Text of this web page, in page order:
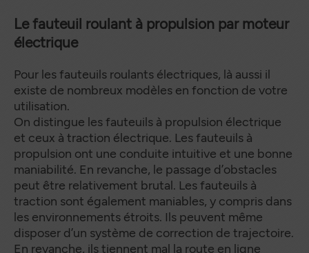
Le fauteuil roulant à propulsion par moteur
électrique
Pour les fauteuils roulants électriques, là aussi il
existe de nombreux modèles en fonction de votre
utilisation.
On distingue les fauteuils à propulsion électrique
et ceux à traction électrique. Les fauteuils à
propulsion ont une conduite intuitive et une bonne
maniabilité. En revanche, le passage d’obstacles
peut être relativement brutal. Les fauteuils à
traction sont également maniables, y compris dans
les environnements étroits. Ils peuvent même
disposer d’un système de correction de trajectoire.
En revanche, ils tiennent mal la route en ligne